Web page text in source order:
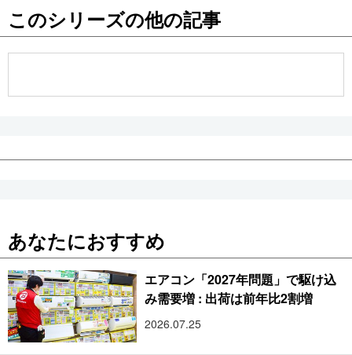
お知らせ
このシリーズの他の記事
あなたにおすすめ
エアコン「2027年問題」で駆け込
み需要増 : 出荷は前年比2割増
2026.07.25